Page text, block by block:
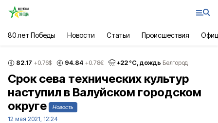
80 лет Победы Новости Статьи Происшествия
82.17 +0.76$ 94.84 +0.78€ +22°С, дождь Белгород
Cрок сева технических культур
наступил в Валуйском городском
округе
Новость
12 мая 2021, 12:24